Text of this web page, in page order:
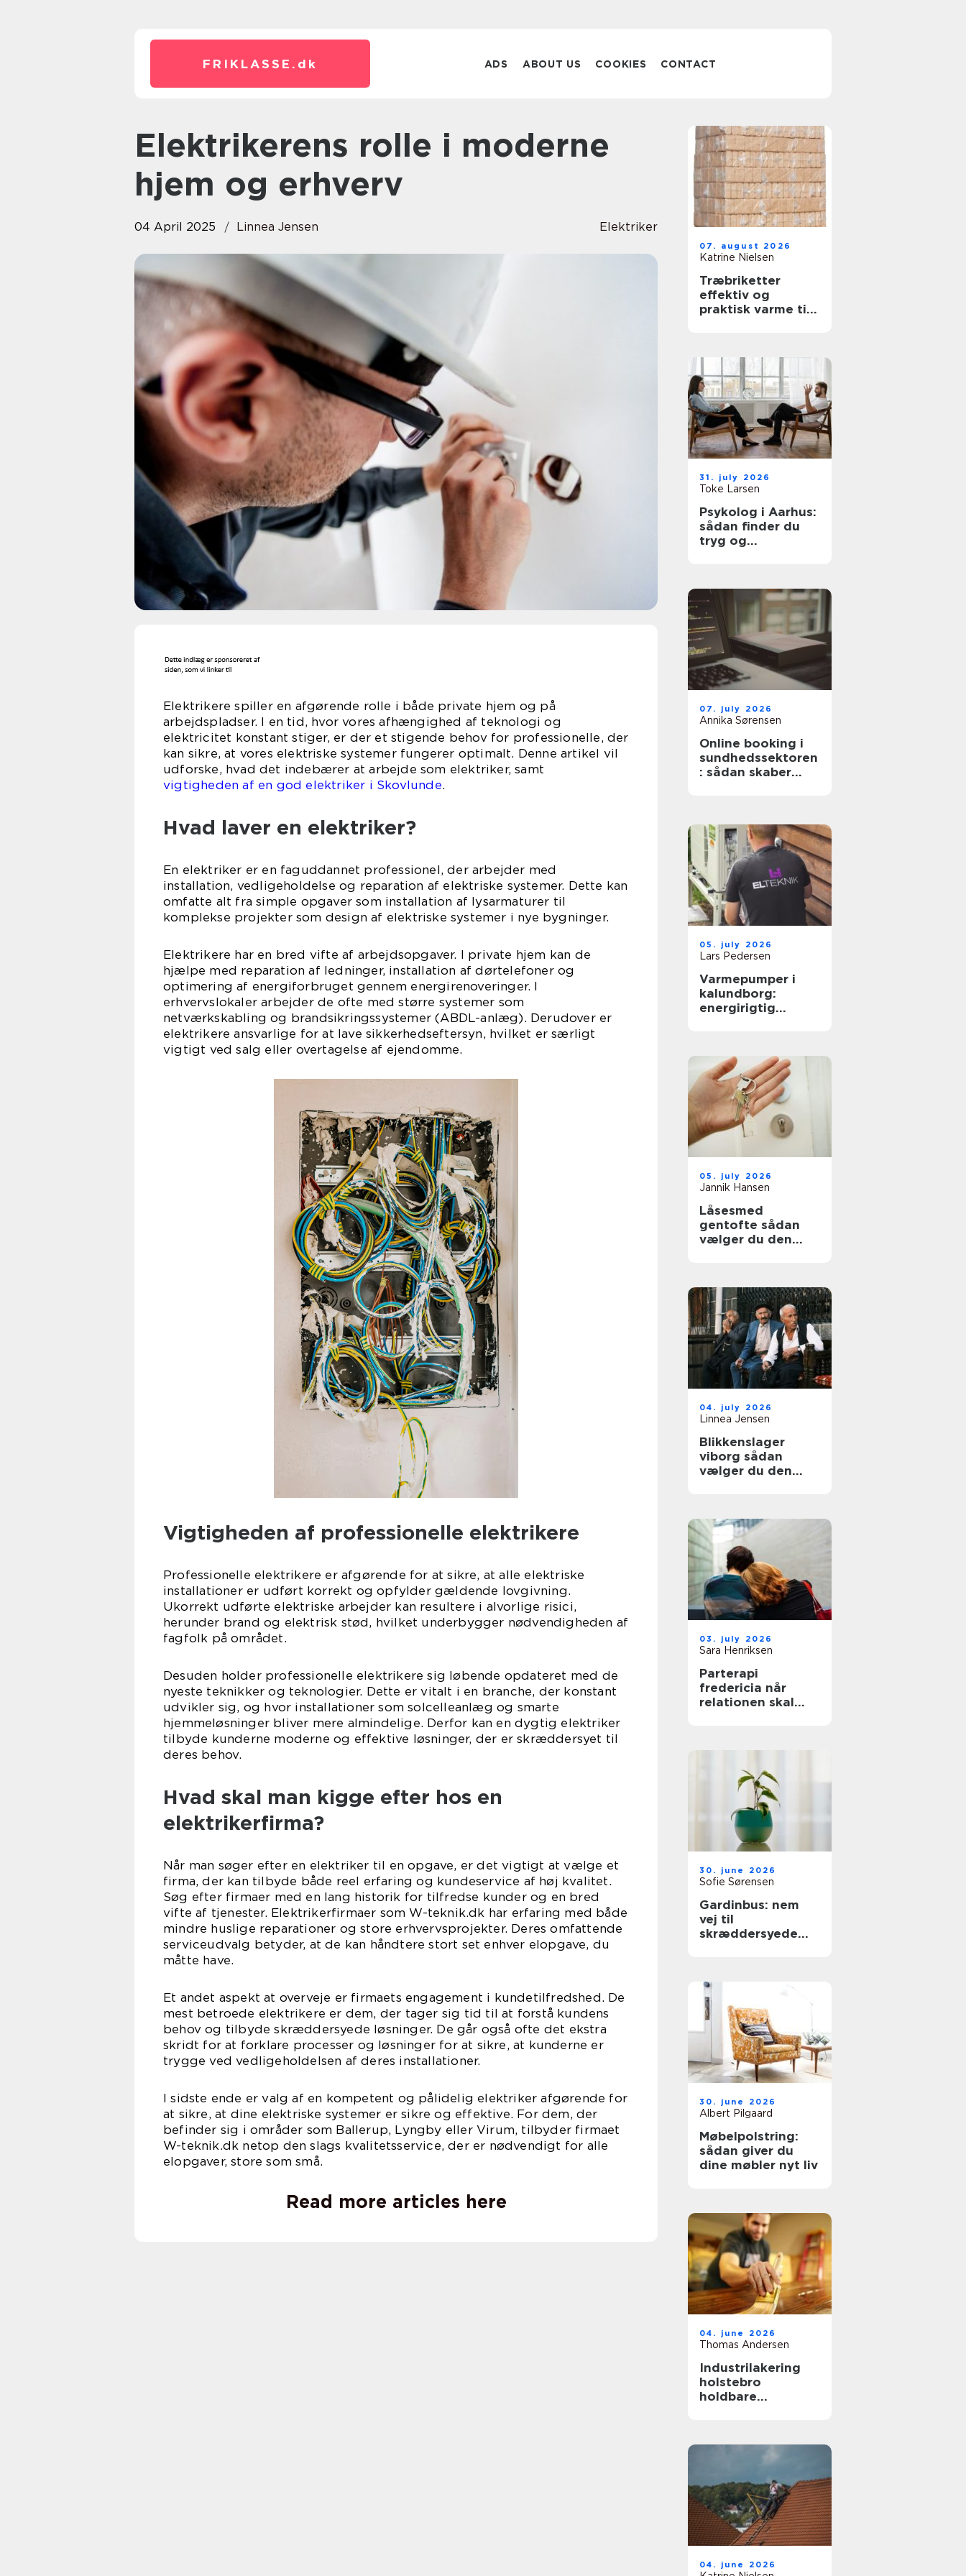
FRIKLASSE. dk ADS ABOUT US COOKIES CONTACT
Elektrikerens rolle i moderne
hjem og erhverv
04 April 2025 Linnea Jensen Elektriker
Elektrikere spiller en afgørende rolle i både private hjem og på
arbejdspladser. I en tid, hvor vores afhængighed af teknologi og
elektricitet konstant stiger, er der et stigende behov for professionelle, der
kan sikre, at vores elektriske systemer fungerer optimalt. Denne artikel vil
udforske, hvad det indebærer at arbejde som elektriker, samt
vigtigheden af en god elektriker i Skovlunde.
Hvad laver en elektriker?
En elektriker er en faguddannet professionel, der arbejder med
installation, vedligeholdelse og reparation af elektriske systemer. Dette kan
omfatte alt fra simple opgaver som installation af lysarmaturer til
komplekse projekter som design af elektriske systemer i nye bygninger.
Elektrikere har en bred vifte af arbejdsopgaver. I private hjem kan de
hjælpe med reparation af ledninger, installation af dørtelefoner og
optimering af energiforbruget gennem energirenoveringer. I
erhvervslokaler arbejder de ofte med større systemer som
netværkskabling og brandsikringssystemer (ABDL-anlæg). Derudover er
elektrikere ansvarlige for at lave sikkerhedseftersyn, hvilket er særligt
vigtigt ved salg eller overtagelse af ejendomme.
Vigtigheden af professionelle elektrikere
Professionelle elektrikere er afgørende for at sikre, at alle elektriske
installationer er udført korrekt og opfylder gældende lovgivning.
Ukorrekt udførte elektriske arbejder kan resultere i alvorlige risici,
herunder brand og elektrisk stød, hvilket underbygger nødvendigheden af
fagfolk på området.
Desuden holder professionelle elektrikere sig løbende opdateret med de
nyeste teknikker og teknologier. Dette er vitalt i en branche, der konstant
udvikler sig, og hvor installationer som solcelleanlæg og smarte
hjemmeløsninger bliver mere almindelige. Derfor kan en dygtig elektriker
tilbyde kunderne moderne og effektive løsninger, der er skræddersyet til
deres behov.
Hvad skal man kigge efter hos en
elektrikerfirma?
Når man søger efter en elektriker til en opgave, er det vigtigt at vælge et
firma, der kan tilbyde både reel erfaring og kundeservice af høj kvalitet.
Søg efter firmaer med en lang historik for tilfredse kunder og en bred
vifte af tjenester. Elektrikerfirmaer som W-teknik.dk har erfaring med både
mindre huslige reparationer og store erhvervsprojekter. Deres omfattende
serviceudvalg betyder, at de kan håndtere stort set enhver elopgave, du
måtte have.
Et andet aspekt at overveje er firmaets engagement i kundetilfredshed. De
mest betroede elektrikere er dem, der tager sig tid til at forstå kundens
behov og tilbyde skræddersyede løsninger. De går også ofte det ekstra
skridt for at forklare processer og løsninger for at sikre, at kunderne er
trygge ved vedligeholdelsen af deres installationer.
I sidste ende er valg af en kompetent og pålidelig elektriker afgørende for
at sikre, at dine elektriske systemer er sikre og effektive. For dem, der
befinder sig i områder som Ballerup, Lyngby eller Virum, tilbyder firmaet
W-teknik.dk netop den slags kvalitetsservice, der er nødvendigt for alle
elopgaver, store som små.
Read more articles here
07. august 2026
Katrine Nielsen
Træbriketter
effektiv og
praktisk varme til
31. july 2026
Toke Larsen
Psykolog i Aarhus:
sådan finder du
tryg og
07. july 2026
Annika Sørensen
Online booking i
sundhedssektoren
: sådan skaber
05. july 2026
Lars Pedersen
Varmepumper i
kalundborg:
energirigtig
05. july 2026
Jannik Hansen
Låsesmed
gentofte sådan
vælger du den
04. july 2026
Linnea Jensen
Blikkenslager
viborg sådan
vælger du den
03. july 2026
Sara Henriksen
Parterapi
fredericia når
relationen skal
30. june 2026
Sofie Sørensen
Gardinbus: nem
vej til
skræddersyede
30. june 2026
Albert Pilgaard
Møbelpolstring:
sådan giver du
dine møbler nyt liv
04. june 2026
Thomas Andersen
Industrilakering
holstebro
holdbare
04. june 2026